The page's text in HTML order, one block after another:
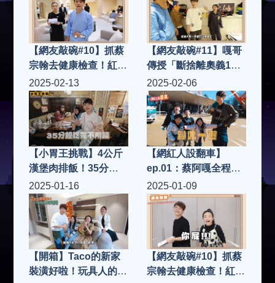
【網友敲碗#10】抓蔡
宗翰去健康檢查！紅字
出爐！哈佛工作室全體
健檢誰最健康？
【網友敲碗#11】嘎哥
傳授「斷捨離奧義10
招」，用洪+0家來做
示範！
2025-02-13
【小胃王挑戰】4公斤
漢堡肉排飯！35分鐘
吃完不用錢，蔡宗翰沒
藉口了吧？
2025-02-06
【網紅人設翻車】
ep.01：蔡阿嘎全程臭
臉！都不做效果的5天
4夜員工旅遊影片，會
有多難看？
2025-01-16
【開箱】Taco的新家
裝潢好啦！玩具人的夢
2025-01-09
【網友敲碗#10】抓蔡
宗翰去健康檢查！紅字